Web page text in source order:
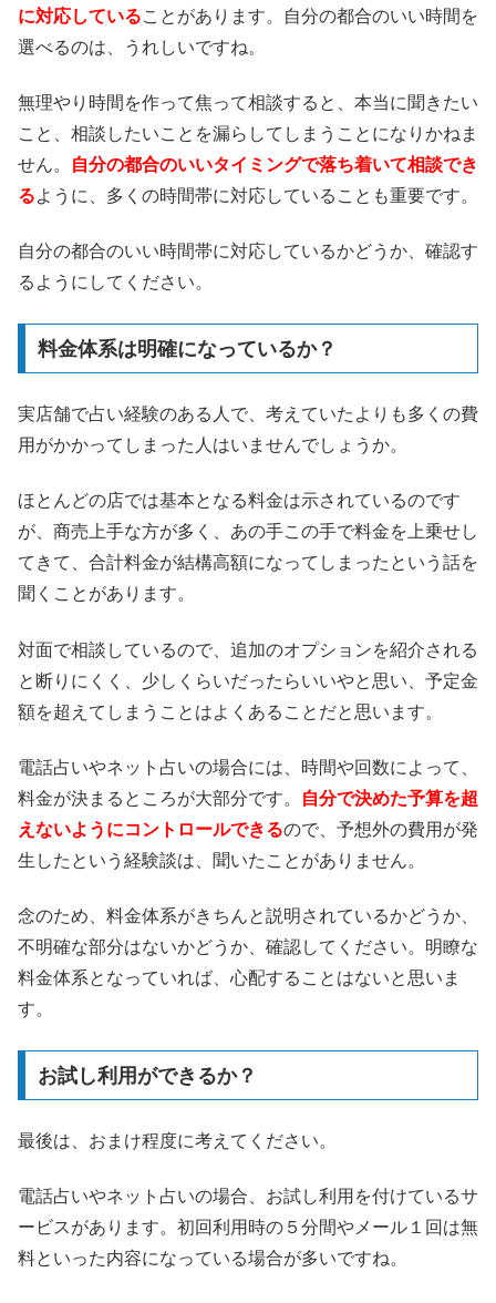
に対応していることがあります。自分の都合のいい時間を
選べるのは、うれしいですね。
無理やり時間を作って焦って相談すると、本当に聞きたい
こと、相談したいことを漏らしてしまうことになりかねま
せん。
自分の都合のいいタイミングで落ち着いて相談でき
るように、多くの時間帯に対応していることも重要です。
自分の都合のいい時間帯に対応しているかどうか、確認す
るようにしてください。
料金体系は明確になっているか？
実店舗で占い経験のある人で、考えていたよりも多くの費
用がかかってしまった人はいませんでしょうか。
ほとんどの店では基本となる料金は示されているのです
が、商売上手な方が多く、あの手この手で料金を上乗せし
てきて、合計料金が結構高額になってしまったという話を
聞くことがあります。
対面で相談しているので、追加のオプションを紹介される
と断りにくく、少しくらいだったらいいやと思い、予定金
額を超えてしまうことはよくあることだと思います。
電話占いやネット占いの場合には、時間や回数によって、
料金が決まるところが大部分です。
自分で決めた予算を超
えないようにコントロールできるので、予想外の費用が発
生したという経験談は、聞いたことがありません。
念のため、料金体系がきちんと説明されているかどうか、
不明確な部分はないかどうか、確認してください。明瞭な
料金体系となっていれば、心配することはないと思いま
す。
お試し利用ができるか？
最後は、おまけ程度に考えてください。
電話占いやネット占いの場合、お試し利用を付けているサ
ービスがあります。初回利用時の５分間やメール１回は無
料といった内容になっている場合が多いですね。